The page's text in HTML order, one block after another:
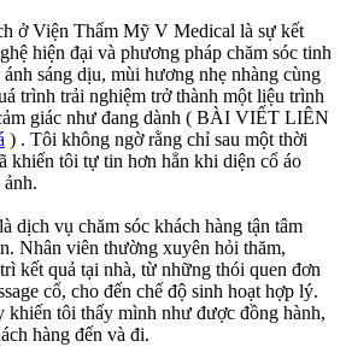
ở Viện Thẩm Mỹ V Medical là sự kết
hiện đại và phương pháp chăm sóc tinh
sáng dịu, mùi hương nhẹ nhàng cùng
trình trải nghiệm trở thành một liệu trình
giác như đang dành ( BÀI VIẾT LIÊN
) . Tôi không ngờ rằng chỉ sau một thời
khiến tôi tự tin hơn hẳn khi diện cổ áo
dịch vụ chăm sóc khách hàng tận tâm
Nhân viên thường xuyên hỏi thăm,
kết quả tại nhà, từ những thói quen đơn
cổ, cho đến chế độ sinh hoạt hợp lý.
khiến tôi thấy mình như được đồng hành,
hàng đến và đi.